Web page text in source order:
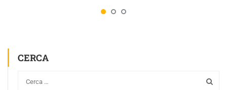
CERCA